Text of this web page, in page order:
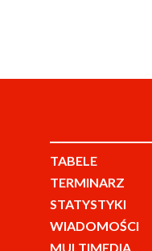
TABELE
TERMINARZ
STATYSTYKI
WIADOMOŚCI
MULTIMEDIA